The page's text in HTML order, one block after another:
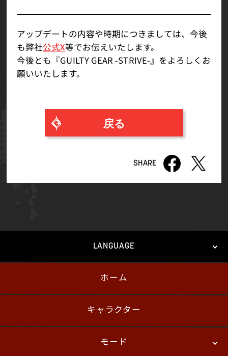
アップデートの内容や時期につきましては、今後
も弊社公式X等でお伝えいたします。
今後とも『GUILTY GEAR -STRIVE-』をよろしくお
願いいたします。
戻る
LANGUAGE
English
ホーム
キャラクター
モード